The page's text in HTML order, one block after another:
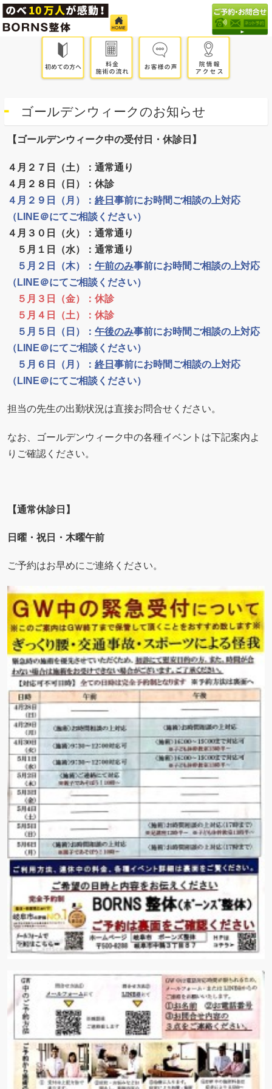
ゴールデンウィークのお知らせ
【ゴールデンウィーク中の受付日・休診日】
４月２７日（土）：通常通り
４月２８日（日）：休診
４月２９日（月）： 終日 事前にお時間ご相談の上対応
（LINE＠にてご相談ください）
４月３０日（火）：通常通り
５月１日（水）：通常通り
５月２日（木）： 午前のみ事前にお時間ご相談の上対応
（LINE＠にてご相談ください）
５月３日（金）：休診
５月４日（土）：休診
５月５日（日）： 午後のみ事前にお時間ご相談の上対応
（LINE＠にてご相談ください）
５月６日（月）： 終日 事前にお時間ご相談の上対応
（LINE＠にてご相談ください）
担当の先生の出勤状況は直接お問合せください。
なお、ゴールデンウィーク中の各種イベントは下記案内よ
りご確認ください。
【通常休診日】
日曜・祝日・木曜午前
ご予約はお早めにご連絡ください。